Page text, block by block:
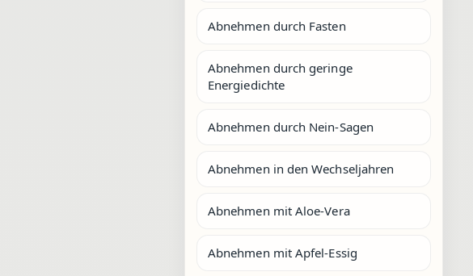
Abnehmen durch Fasten
Abnehmen durch geringe
Energiedichte
Abnehmen durch Nein-Sagen
Abnehmen in den Wechseljahren
Abnehmen mit Aloe-Vera
Abnehmen mit Apfel-Essig